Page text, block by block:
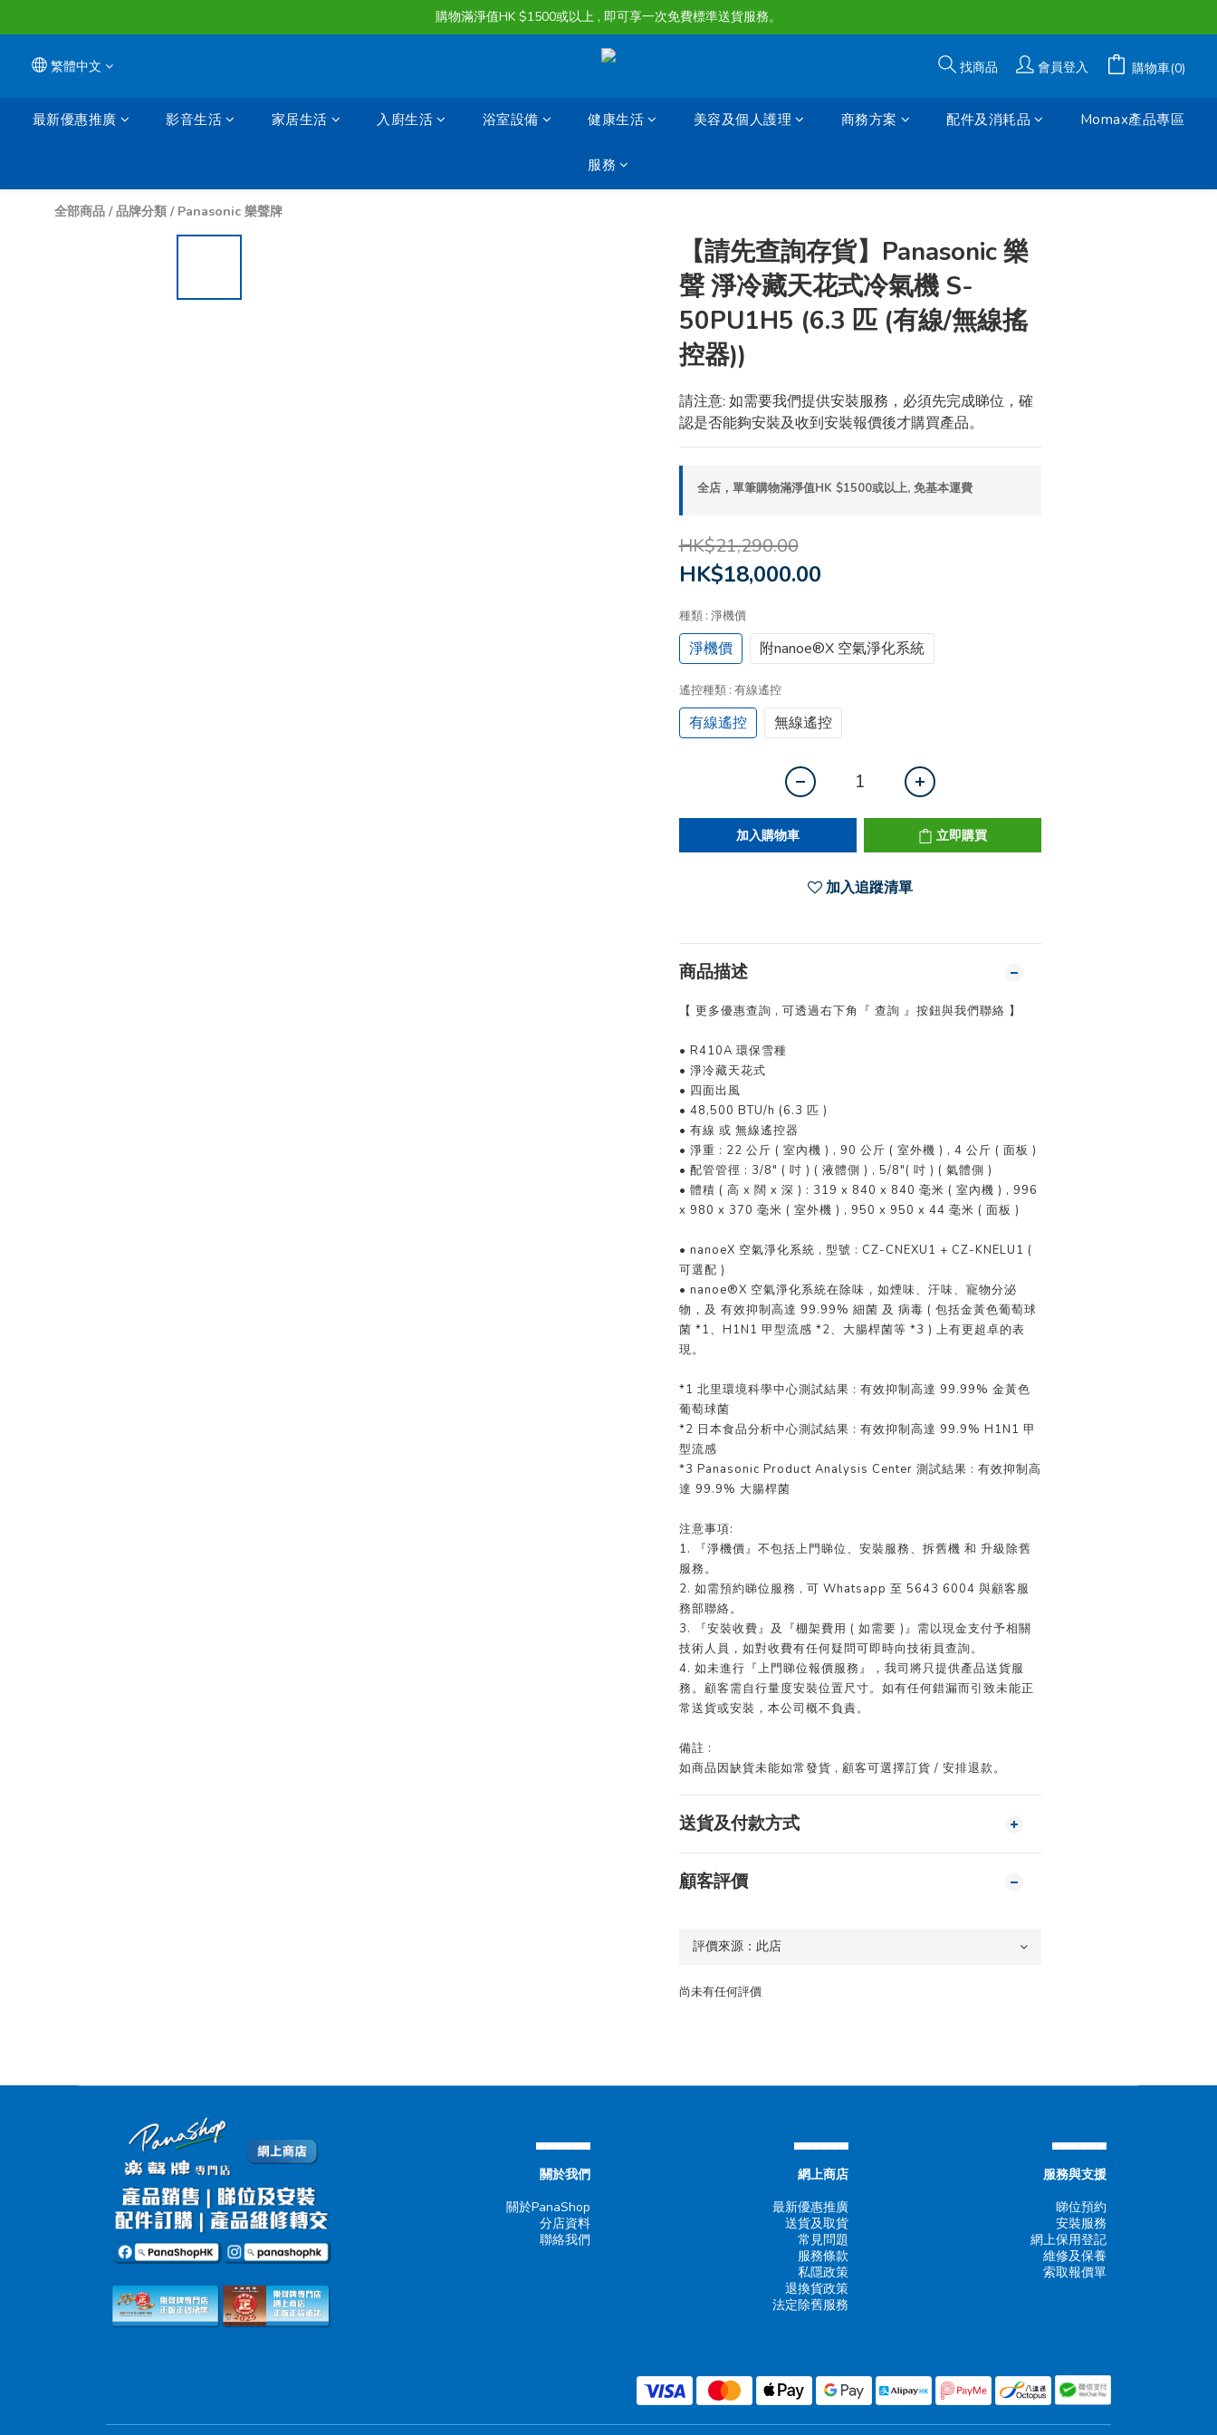
購物滿淨值HK $1500或以上 , 即可享一次免費標準送貨服務。
購物滿淨值HK $1500或以上 , 即可享一次免費標準送貨服務。
貨品最長可享 60 天免費暫存服務
繁體中文 找商品 會員登入 購物車(0)
最新優惠推廣 影音生活 家居生活 入廚生活 浴室設備 健康生活 美容及個人護理 商務方案 配件及消耗品 Momax產品專區
服務
全部商品 /品牌分類 / Panasonic 樂聲牌
【請先查詢存貨】Panasonic 樂
聲 淨冷藏天花式冷氣機 S-
50PU1H5 (6.3 匹 (有線/無線搖
控器))
請注意: 如需要我們提供安裝服務，必須先完成睇位，確
認是否能夠安裝及收到安裝報價後才購買產品。
全店，單筆購物滿淨值HK $1500或以上, 免基本運費
HK$21,290.00
HK$18,000.00
種類 : 淨機價
淨機價 附nanoe®X 空氣淨化系統
遙控種類 : 有線遙控
有線遙控 無線遙控
加入購物車 立即購買
加入追蹤清單
商品描述
【 更多優惠查詢 , 可透過右下角『 查詢 』按鈕與我們聯絡 】
• R410A 環保雪種
• 淨冷藏天花式
• 四面出風
• 48,500 BTU/h (6.3 匹 )
• 有線 或 無線遙控器
• 淨重 : 22 公斤 ( 室內機 ) , 90 公斤 ( 室外機 ) , 4 公斤 ( 面板 )
• 配管管徑 : 3/8" ( 吋 ) ( 液體側 ) , 5/8"( 吋 ) ( 氣體側 )
• 體積 ( 高 x 闊 x 深 ) : 319 x 840 x 840 毫米 ( 室內機 ) , 996
x 980 x 370 毫米 ( 室外機 ) , 950 x 950 x 44 毫米 ( 面板 )
• nanoeX 空氣淨化系統 , 型號 : CZ-CNEXU1 + CZ-KNELU1 (
可選配 )
• nanoe®X 空氣淨化系統在除味，如煙味、汗味、寵物分泌
物，及 有效抑制高達 99.99% 細菌 及 病毒 ( 包括金黃色葡萄球
菌 *1、H1N1 甲型流感 *2、大腸桿菌等 *3 ) 上有更超卓的表
現。
*1 北里環境科學中心測試結果 : 有效抑制高達 99.99% 金黃色
葡萄球菌
*2 日本食品分析中心測試結果 : 有效抑制高達 99.9% H1N1 甲
型流感
*3 Panasonic Product Analysis Center 測試結果 : 有效抑制高
達 99.9% 大腸桿菌
注意事項:
1. 『淨機價』不包括上門睇位、安裝服務、拆舊機 和 升級除舊
服務。
2. 如需預約睇位服務 , 可 Whatsapp 至 5643 6004 與顧客服
務部聯絡。
3. 『安裝收費』及『棚架費用 ( 如需要 )』需以現金支付予相關
技術人員，如對收費有任何疑問可即時向技術員查詢。
4. 如未進行『上門睇位報價服務』，我司將只提供產品送貨服
務。顧客需自行量度安裝位置尺寸。如有任何錯漏而引致未能正
常送貨或安裝，本公司概不負責。
備註 :
如商品因缺貨未能如常發貨 , 顧客可選擇訂貨 / 安排退款。
送貨及付款方式
顧客評價
尚未有任何評價
▄▄▄▄▄▄
關於我們
關於PanaShop
分店資料
聯絡我們
▄▄▄▄▄▄
網上商店
最新優惠推廣
送貨及取貨
常見問題
服務條款
私隱政策
退換貨政策
法定除舊服務
▄▄▄▄▄▄
服務與支援
睇位預約
安裝服務
網上保用登記
維修及保養
索取報價單